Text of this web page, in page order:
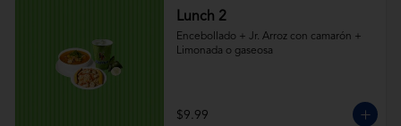
Lunch 2
Encebollado + Jr. Arroz con camarón +
Limonada o gaseosa
$9.99